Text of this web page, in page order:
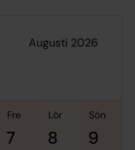
augusti 2026
fre
7
lör
8
sön
9